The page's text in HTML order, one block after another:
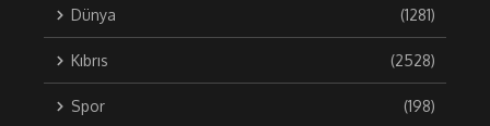
Dünya (1281)
Kıbrıs (2528)
Spor (198)